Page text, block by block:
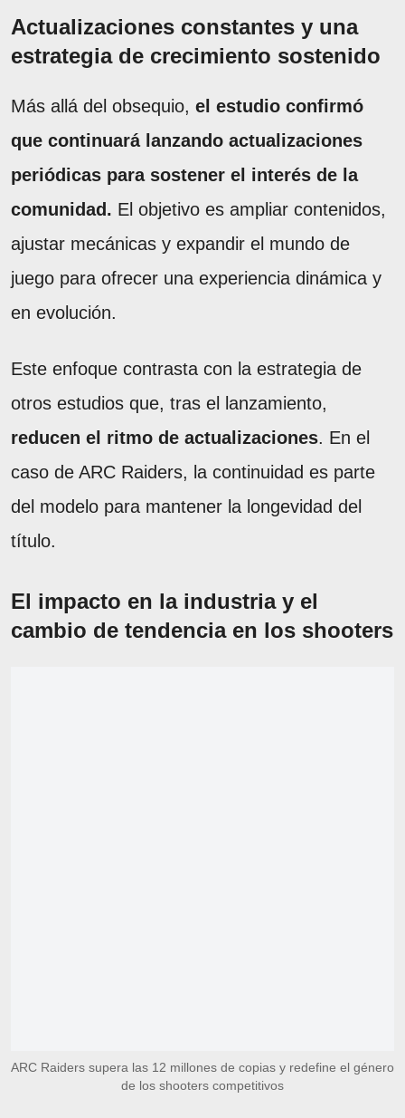
Actualizaciones constantes y una
estrategia de crecimiento sostenido
Más allá del obsequio, el estudio confirmó
que continuará lanzando actualizaciones
periódicas para sostener el interés de la
comunidad. El objetivo es ampliar contenidos,
ajustar mecánicas y expandir el mundo de
juego para ofrecer una experiencia dinámica y
en evolución.
Este enfoque contrasta con la estrategia de
otros estudios que, tras el lanzamiento,
reducen el ritmo de actualizaciones. En el
caso de ARC Raiders, la continuidad es parte
del modelo para mantener la longevidad del
título.
El impacto en la industria y el
cambio de tendencia en los shooters
ARC Raiders supera las 12 millones de copias y redefine el género
de los shooters competitivos